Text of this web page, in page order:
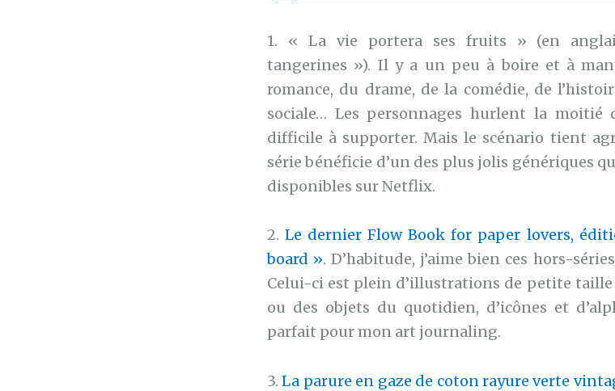
1. « La vie portera ses fruits » (en
tangerines »). Il y a un peu à boire et à
romance, du drame, de la comédie, de
sociale… Les personnages hurlent la moitié
difficile à supporter. Mais le scénario tient
série bénéficie d’un des plus jolis génériques
disponibles sur Netflix.
2.Le dernier Flow Book for paper lovers,
board ». D’habitude, j’aime bien ces hors-
Celui-ci est plein d’illustrations de petite
ou des objets du quotidien, d’icônes et
parfait pour mon art journaling.
3.La parure en gaze de coton rayure verte